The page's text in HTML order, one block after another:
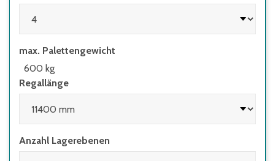
max. Palettengewicht
600 kg
Regallänge
Anzahl Lagerebenen